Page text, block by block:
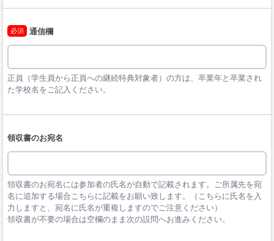
必須 通信欄
正員（学生員から正員への継続特典対象者）の方は、卒業年と卒業され
た学校名をご記入ください。
領収書のお宛名
領収書のお宛名には参加者の氏名が自動で記載されます。ご所属先を宛
名に追加する場合こちらに記載をお願い致します。（こちらに氏名を入
力しますと、宛名に氏名が重複しますのでご注意ください）
領収書が不要の場合は空欄のまま次の設問へお進みください。